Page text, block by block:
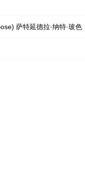
萨特延德拉·纳特·玻